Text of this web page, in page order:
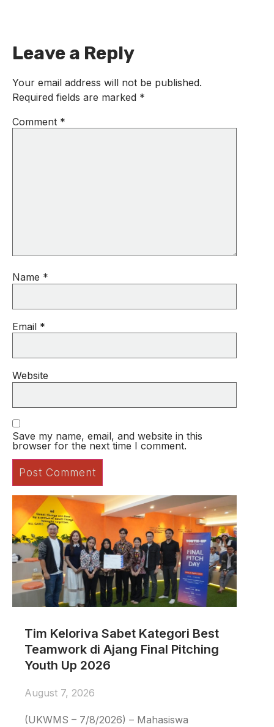
Leave a Reply
Your email address will not be published.
Required fields are marked *
Comment *
Name *
Email *
Website
Save my name, email, and website in this
browser for the next time I comment.
Tim Keloriva Sabet Kategori Best
Teamwork di Ajang Final Pitching
Youth Up 2026
August 7, 2026
(UKWMS – 7/8/2026) – Mahasiswa